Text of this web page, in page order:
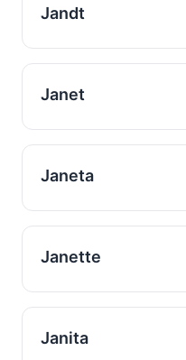
Jandt
Janet
Janeta
Janette
Janita